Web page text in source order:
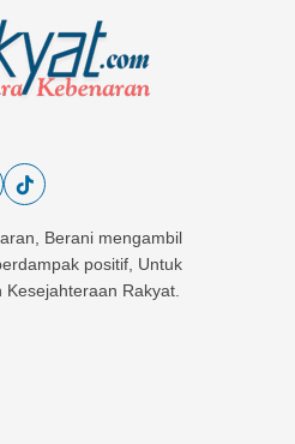
Berani mengambil
positif, Untuk
Rakyat.